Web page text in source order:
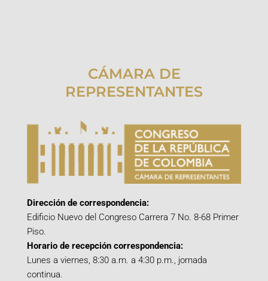
CÁMARA DE
REPRESENTANTES
Dirección de correspondencia:
Edificio Nuevo del Congreso Carrera 7 No. 8-68 Primer
Piso.
Horario de recepción correspondencia:
Lunes a viernes, 8:30 a.m. a 4:30 p.m., jornada
continua.